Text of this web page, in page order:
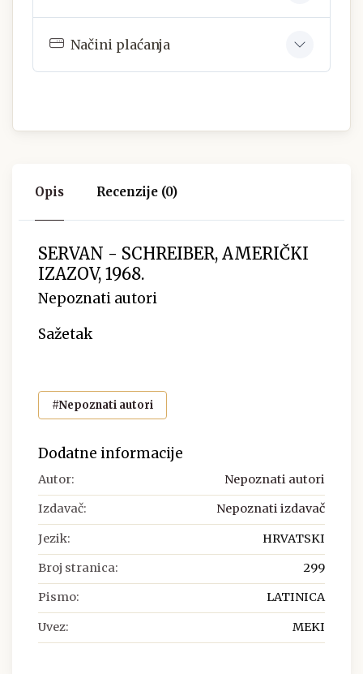
Načini plaćanja
Opis Recenzije (0)
SERVAN - SCHREIBER, AMERIČKI
IZAZOV, 1968.
Nepoznati autori
Sažetak
#Nepoznati autori
Dodatne informacije
Autor: Nepoznati autori
Izdavač: Nepoznati izdavač
Jezik: HRVATSKI
Broj stranica: 299
Pismo: LATINICA
Uvez: MEKI